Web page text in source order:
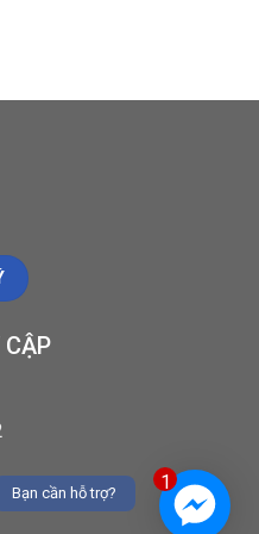
CẬP
1
Bạn cần hỗ trợ?